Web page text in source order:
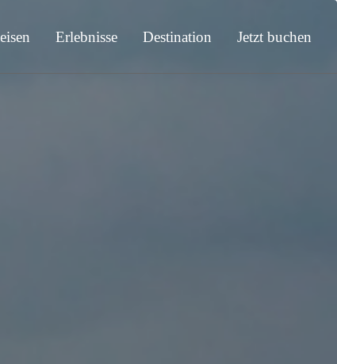
Erlebnisse Destination Jetzt buchen